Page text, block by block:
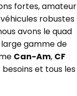
fortes, amateur
robustes
avons le quad
large gamme de
Can-Am, CF
et tous les